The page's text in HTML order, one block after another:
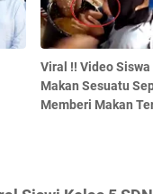
Viral !! Video Siswa
Makan Sesuatu
Memberi Makan